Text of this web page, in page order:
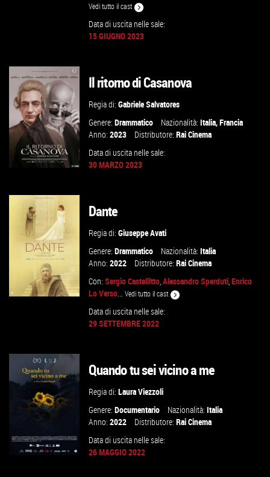
VAI ALLA SCHEDA
Vedi tutto il cast
Data di uscita nelle sale:
15 GIUGNO 2023
GUARDA IL TRAILER
VAI ALLA SCHEDA
Il ritorno di Casanova
Regia di:Gabriele Salvatores
Genere:Drammatico Nazionalità:Italia,Francia
Anno:2023 Distributore:Rai Cinema
Data di uscita nelle sale:
30 MARZO 2023
VAI ALLA SCHEDA
Dante
Regia di:Giuseppe Avati
Genere:Drammatico Nazionalità:Italia
Anno:2022 Distributore:Rai Cinema
Con:Sergio Castellitto,Alessandro Sperduti,Enrico
Lo Verso...Vedi tutto il cast
Data di uscita nelle sale:
29 SETTEMBRE 2022
Quando tu sei vicino a me
Regia di:Laura Viezzoli
Genere:Documentario Nazionalità:Italia
Anno:2022 Distributore:Rai Cinema
Data di uscita nelle sale:
26 MAGGIO 2022